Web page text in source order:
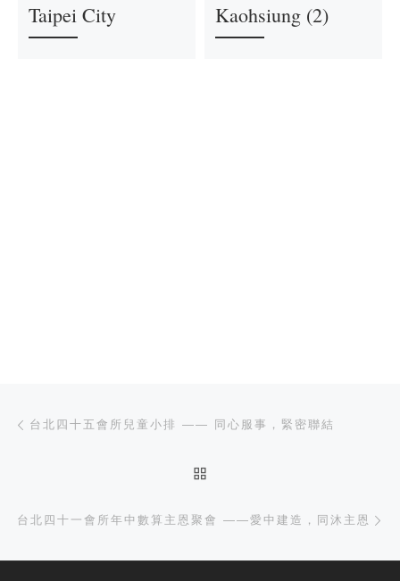
Taipei City
Kaohsiung (2)
文章导航
台北四十五會所兒童小排 —— 同心服事，緊密聯結
台北四十一會所年中數算主恩聚會 ——愛中建造，同沐主恩